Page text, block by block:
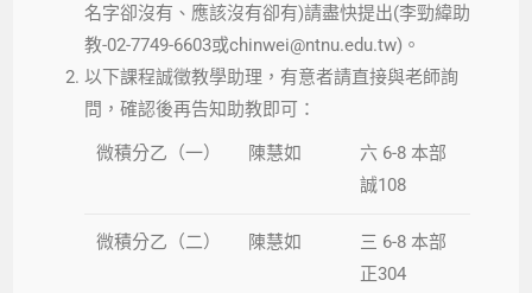
名字卻沒有、應該沒有卻有)請盡快提出(李勁緯助
教-02-7749-6603或chinwei@ntnu.edu.tw)。
以下課程誠徵教學助理，有意者請直接與老師詢
問，確認後再告知助教即可：
微積分乙（一） 陳慧如
六 6-8 本部
誠108
微積分乙（二） 陳慧如
三 6-8 本部
正304